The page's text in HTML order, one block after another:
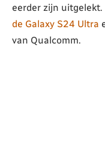
eerder zijn
de Galaxy S24 Ultra
van Qualcomm.